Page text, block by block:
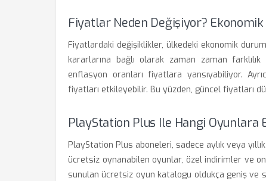
Fiyatlar Neden Değişiyor?
Fiyatlardaki değişiklikler, ülkedeki ekonomik
kararlarına bağlı olarak zaman zaman
enflasyon oranları fiyatlara yansıyabiliyor.
fiyatları etkileyebilir. Bu yüzden, güncel fiyatları
PlayStation Plus Ile Hangi Oyunlara
PlayStation Plus aboneleri, sadece aylık veya
ücretsiz oynanabilen oyunlar, özel indirimler ve
sunulan ücretsiz oyun katalogu oldukça geniş ve